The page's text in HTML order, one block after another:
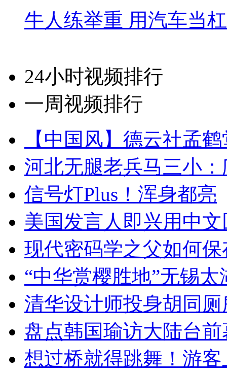
牛人练举重 用汽车当
24小时视频排行
一周视频排行
【中国风】德云社孟
河北无腿老兵马三小
信号灯Plus！浑身都亮
美国发言人即兴用中
现代密码学之父如何
“中华赏樱胜地”无锡
清华设计师投身胡同
盘点韩国瑜访大陆台
想过桥就得跳舞！游客